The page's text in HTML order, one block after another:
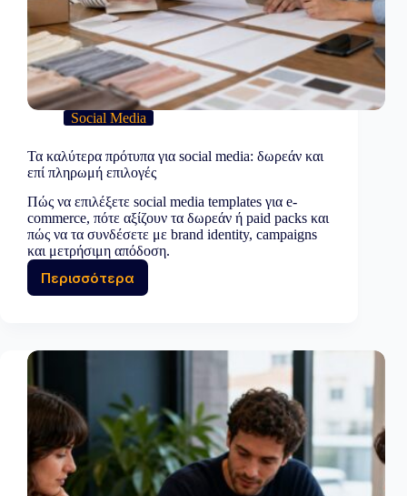
Social Media
Τα καλύτερα πρότυπα για social media: δωρεάν και
επί πληρωμή επιλογές
Πώς να επιλέξετε social media templates για e-
commerce, πότε αξίζουν τα δωρεάν ή paid packs και
πώς να τα συνδέσετε με brand identity, campaigns
και μετρήσιμη απόδοση.
Περισσότερα
Τα
social
δωρεάν
επί
πληρωμή
επιλογές